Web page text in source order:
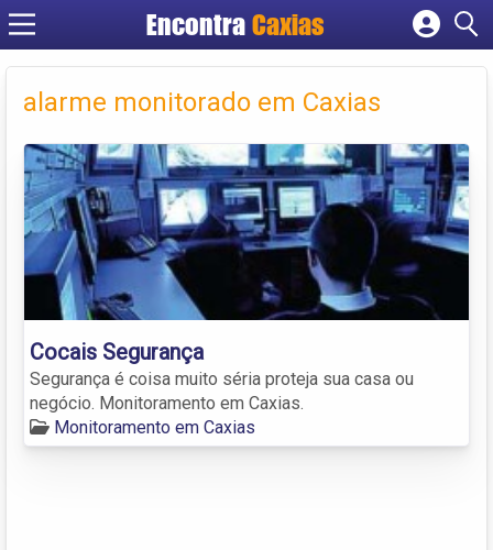
EncontraCaxias
Cadastrar empresa
Criar conta
alarme monitorado em Caxias
Cocais Segurança
Segurança é coisa muito séria proteja sua casa ou
negócio. Monitoramento em Caxias.
Monitoramento em Caxias